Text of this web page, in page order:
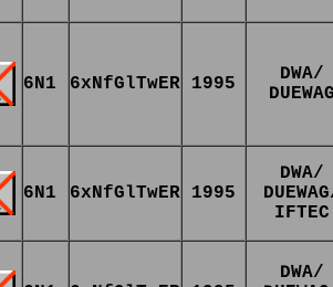
6N1 6xNfGlTwER 1995
DWA/
6N1 6xNfGlTwER 1995
DWA/
IFTEC
DWA/